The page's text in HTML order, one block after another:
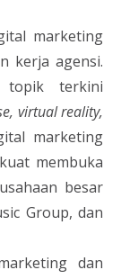
marketing
kerja agensi.
topik terkini
virtual reality,
marketing
membuka
besar
Group, dan
dan